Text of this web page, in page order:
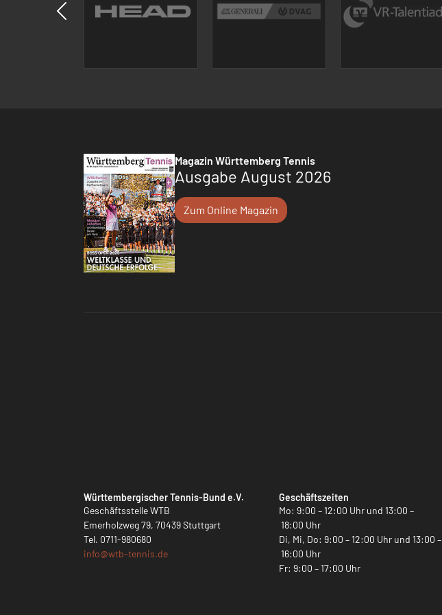
Magazin Württemberg Tennis
Ausgabe August 2026
Zum Online Magazin
Württembergischer Tennis-Bund e.V.
Geschäftsstelle WTB
Emerholzweg 79, 70439 Stuttgart
Tel. 0711-980680
info@wtb-tennis.de
Geschäftszeiten
Mo: 9:00 – 12:00 Uhr und 13:00 –
18:00 Uhr
Di, Mi, Do: 9:00 – 12:00 Uhr und 13:00 –
16:00 Uhr
Fr: 9:00 – 17:00 Uhr